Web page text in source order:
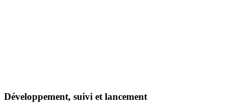
Développement, suivi et lancement